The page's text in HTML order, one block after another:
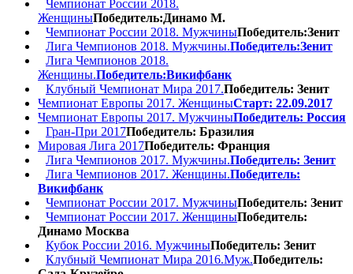
Чемпионат России 2018.
ЖенщиныПобедитель:Динамо М.
Чемпионат России 2018. МужчиныПобедитель:Зенит
Лига Чемпионов 2018. Мужчины.Победитель:Зенит
Лига Чемпионов 2018.
Женщины.Победитель:Викифбанк
Клубный Чемпионат Мира 2017.Победитель: Зенит
Чемпионат Европы 2017. ЖенщиныСтарт: 22.09.2017
Чемпионат Европы 2017. МужчиныПобедитель: Россия
Гран-При 2017Победитель: Бразилия
Мировая Лига 2017Победитель: Франция
Лига Чемпионов 2017. Мужчины.Победитель: Зенит
Лига Чемпионов 2017. Женщины.Победитель:
Викифбанк
Чемпионат России 2017. МужчиныПобедитель: Зенит
Чемпионат России 2017. ЖенщиныПобедитель:
Динамо Москва
Кубок России 2016. МужчиныПобедитель: Зенит
Клубный Чемпионат Мира 2016.Муж.Победитель: